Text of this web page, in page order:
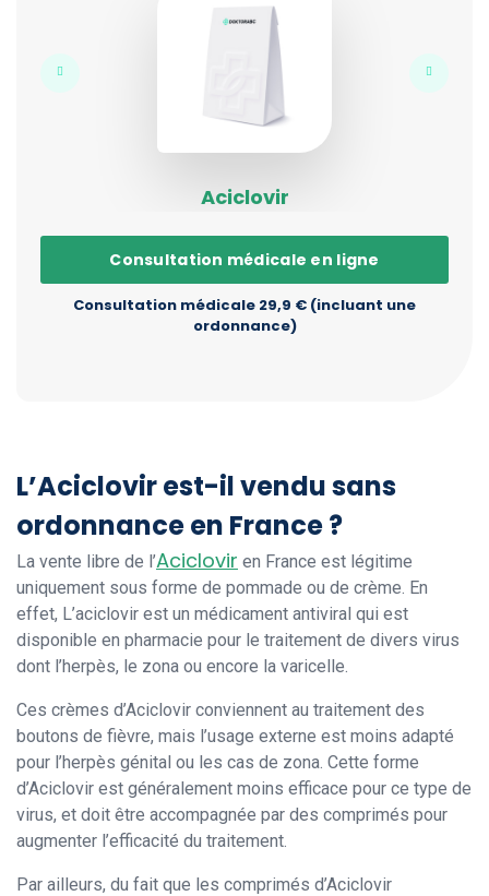
Aciclovir
Consultation médicale en ligne
Consultation médicale 29,9 € (incluant une
ordonnance)
L’Aciclovir est-il vendu sans
ordonnance en France ?
La vente libre de l’Aciclovir en France est légitime
uniquement sous forme de pommade ou de crème. En
effet, L’aciclovir est un médicament antiviral qui est
disponible en pharmacie pour le traitement de divers virus
dont l’herpès, le zona ou encore la varicelle.
Ces crèmes d’Aciclovir conviennent au traitement des
boutons de fièvre, mais l’usage externe est moins adapté
pour l’herpès génital ou les cas de zona. Cette forme
d’Aciclovir est généralement moins efficace pour ce type de
virus, et doit être accompagnée par des comprimés pour
augmenter l’efficacité du traitement.
Par ailleurs, du fait que les comprimés d’Aciclovir